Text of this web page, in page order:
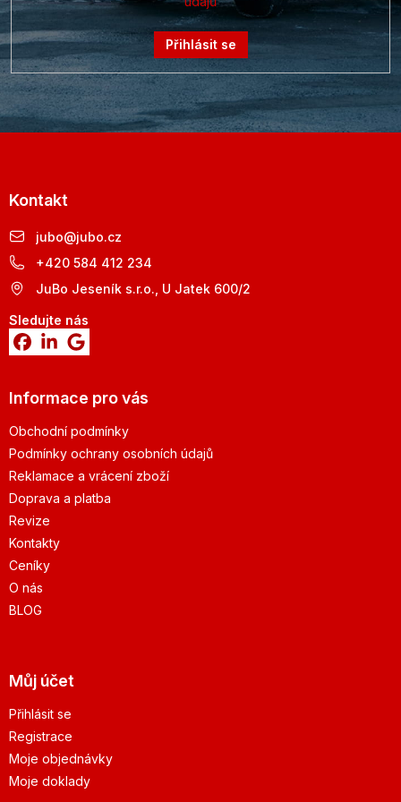
Přihlásit se
Kontakt
jubo@jubo.cz
+420 584 412 234
JuBo Jeseník s.r.o., U Jatek 600/2
Sledujte nás
Informace pro vás
Obchodní podmínky
Podmínky ochrany osobních údajů
Reklamace a vrácení zboží
Doprava a platba
Revize
Kontakty
Ceníky
O nás
BLOG
Můj účet
Přihlásit se
Registrace
Moje objednávky
Moje doklady